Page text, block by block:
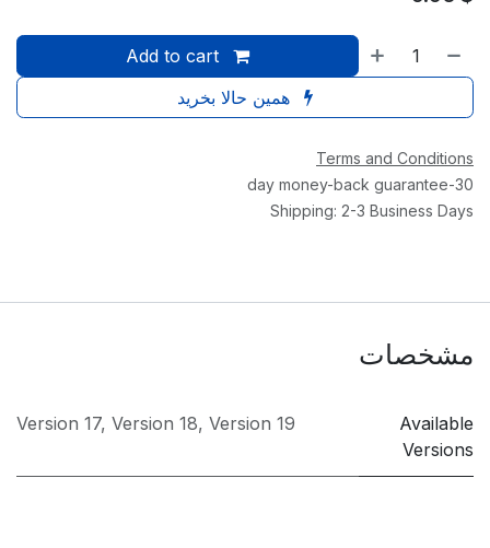
Add to cart
همین حالا بخرید
Terms and Conditions
30-day money-back guarantee
Shipping: 2-3 Business Days
مشخصات
Available
Versions
Version 17, Version 18, Version 19